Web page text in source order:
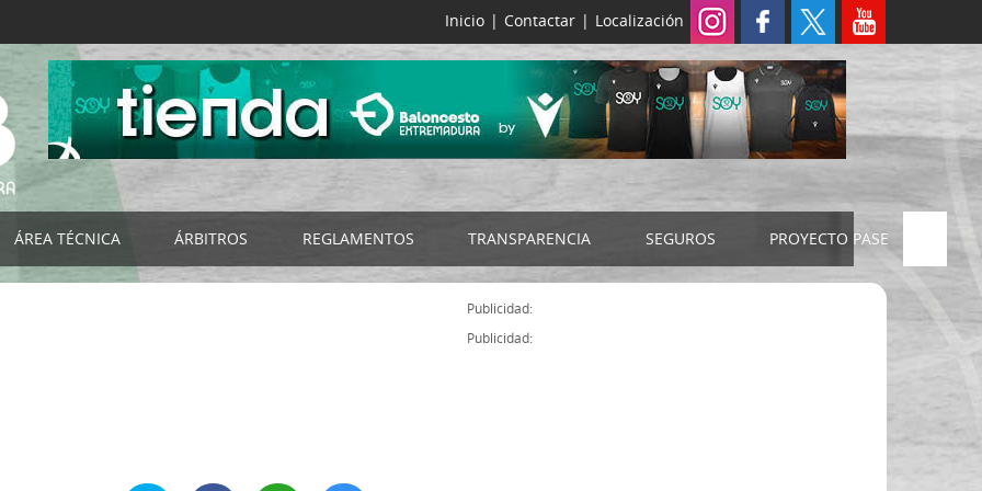
Inicio | Contactar | Localización
ÁREA TÉCNICA
Selecciones FExB
Cursos de Entrenadores
ÁRBITROS
Acta Digital FExB
Documentación - Impresos
REGLAMENTOS
Reglamentos FExB
Circulares
TRANSPARENCIA
ELECCIONES 2024
SEGUROS
SEGURO JUDEX
PROYECTO PASE
Publicidad:
Publicidad: